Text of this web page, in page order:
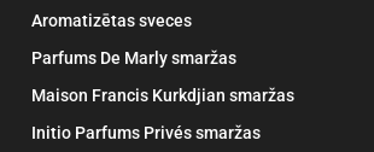
Aromatizētas sveces
Parfums De Marly smaržas
Maison Francis Kurkdjian smaržas
Initio Parfums Privés smaržas